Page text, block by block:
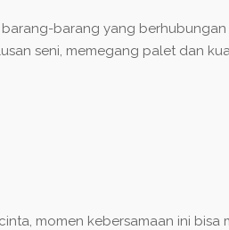
barang yang
seni, memegang palet dan
momen kebersamaan ini bisa